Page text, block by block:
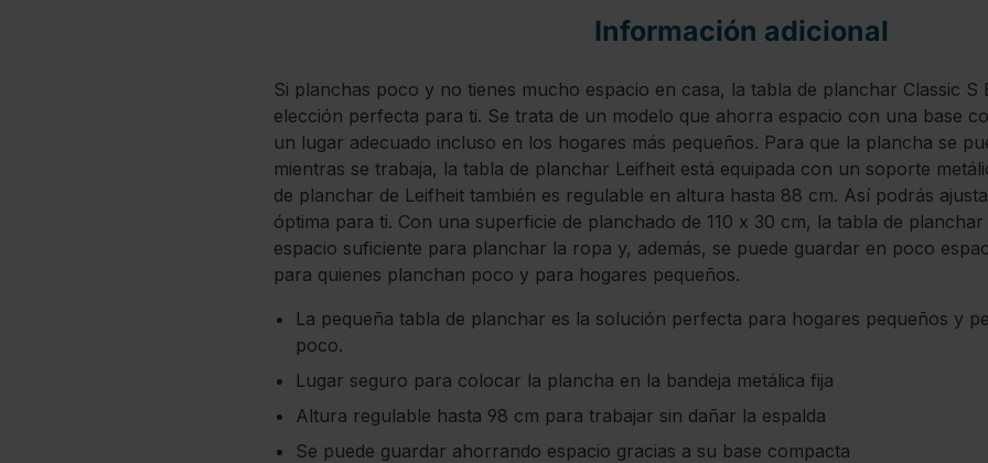
Información adicional
Si planchas poco y no tienes mucho espacio en casa, la tabla de planchar Classic S
elección perfecta para ti. Se trata de un modelo que ahorra espacio con una base
un lugar adecuado incluso en los hogares más pequeños. Para que la plancha se
mientras se trabaja, la tabla de planchar Leifheit está equipada con un soporte
de planchar de Leifheit también es regulable en altura hasta 88 cm. Así podrás
óptima para ti. Con una superficie de planchado de 110 x 30 cm, la tabla de
espacio suficiente para planchar la ropa y, además, se puede guardar en poco
para quienes planchan poco y para hogares pequeños.
La pequeña tabla de planchar es la solución perfecta para hogares pequeños y
poco.
Lugar seguro para colocar la plancha en la bandeja metálica fija
Altura regulable hasta 98 cm para trabajar sin dañar la espalda
Se puede guardar ahorrando espacio gracias a su base compacta